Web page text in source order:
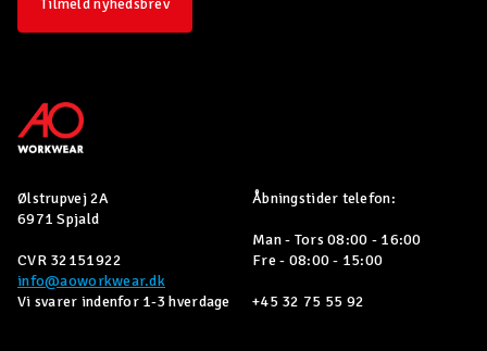
Tilmeld nyhedsbrev
Ølstrupvej 2A
6971 Spjald
CVR 32151922
info@aoworkwear.dk
Vi svarer indenfor 1-3 hverdage
Åbningstider telefon:
Man - Tors 08:00 - 16:00
Fre - 08:00 - 15:00
+45 32 75 55 92